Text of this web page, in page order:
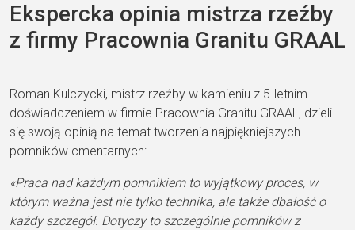
Ekspercka opinia mistrza rzeźby
z firmy Pracownia Granitu GRAAL
Roman Kulczycki, mistrz rzeźby w kamieniu z 5-letnim
doświadczeniem w firmie Pracownia Granitu GRAAL, dzieli
się swoją opinią na temat tworzenia najpiękniejszych
pomników cmentarnych:
«Praca nad każdym pomnikiem to wyjątkowy proces, w
którym ważna jest nie tylko technika, ale także dbałość o
każdy szczegół. Dotyczy to szczególnie pomników z